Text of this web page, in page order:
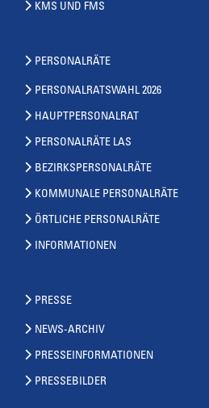
KMS UND FMS
PERSONALRÄTE
PERSONALRATSWAHL 2026
HAUPTPERSONALRAT
PERSONALRÄTE LAS
BEZIRKSPERSONALRÄTE
KOMMUNALE PERSONALRÄTE
ÖRTLICHE PERSONALRÄTE
INFORMATIONEN
PRESSE
NEWS-ARCHIV
PRESSEINFORMATIONEN
PRESSEBILDER